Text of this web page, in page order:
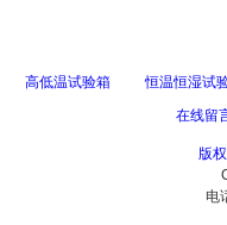
高低温试验箱 恒温恒湿试
在线留
版
电